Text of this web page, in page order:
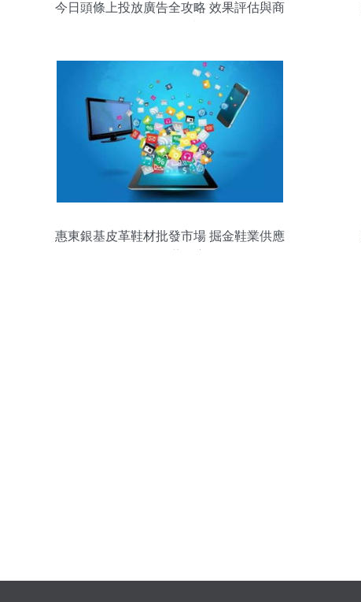
今日頭條上投放廣告全攻略 效果評估與商
惠東銀基皮革鞋材批發市場 掘金鞋業供應